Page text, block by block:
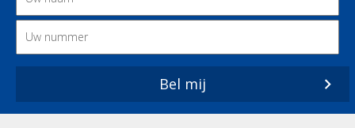
Bel mij